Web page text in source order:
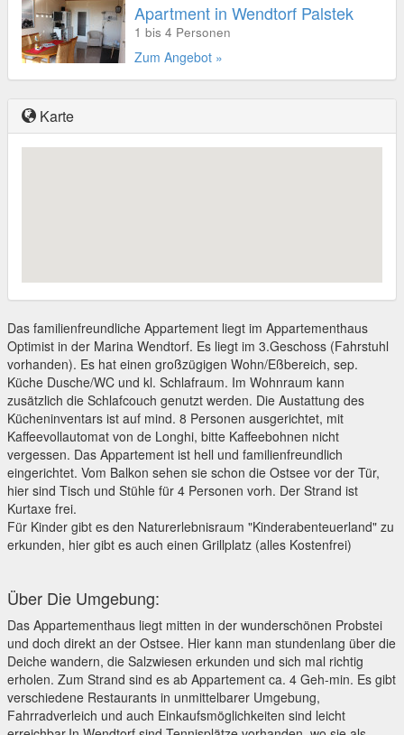
Apartment in Wendtorf Palstek
1 bis 4 Personen
Zum Angebot »
Karte
Das familienfreundliche Appartement liegt im Appartementhaus
Optimist in der Marina Wendtorf. Es liegt im 3.Geschoss (Fahrstuhl
vorhanden). Es hat einen großzügigen Wohn/Eßbereich, sep.
Küche Dusche/WC und kl. Schlafraum. Im Wohnraum kann
zusätzlich die Schlafcouch genutzt werden. Die Austattung des
Kücheninventars ist auf mind. 8 Personen ausgerichtet, mit
Kaffeevollautomat von de Longhi, bitte Kaffeebohnen nicht
vergessen. Das Appartement ist hell und familienfreundlich
eingerichtet. Vom Balkon sehen sie schon die Ostsee vor der Tür,
hier sind Tisch und Stühle für 4 Personen vorh. Der Strand ist
Kurtaxe frei.
Für Kinder gibt es den Naturerlebnisraum "Kinderabenteuerland" zu
erkunden, hier gibt es auch einen Grillplatz (alles Kostenfrei)
Über Die Umgebung:
Das Appartementhaus liegt mitten in der wunderschönen Probstei
und doch direkt an der Ostsee. Hier kann man stundenlang über die
Deiche wandern, die Salzwiesen erkunden und sich mal richtig
erholen. Zum Strand sind es ab Appartement ca. 4 Geh-min. Es gibt
verschiedene Restaurants in unmittelbarer Umgebung,
Fahrradverleich und auch Einkaufsmöglichkeiten sind leicht